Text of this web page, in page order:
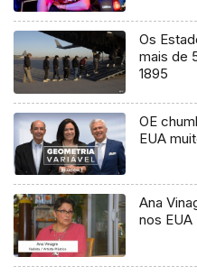
Os
mais de
1895
OE
EUA
Ana
nos EUA